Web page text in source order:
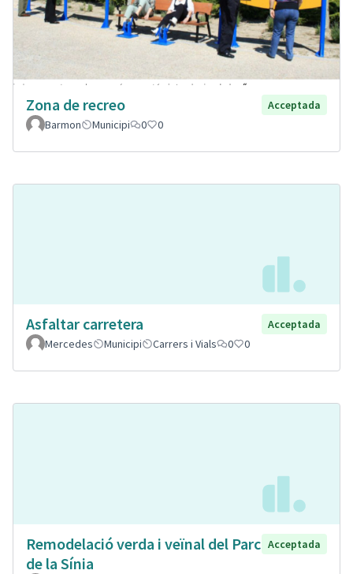
Zona de recreo
Acceptada
Barmon
Municipi 0 0
Asfaltar carretera
Acceptada
Mercedes
Municipi Carrers i Vials 0 0
Remodelació verda i veïnal del Parc
de la Sínia
Acceptada